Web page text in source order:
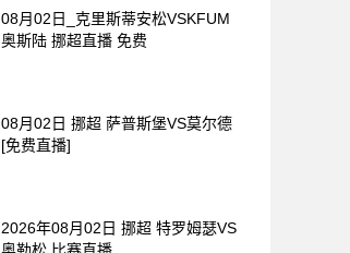
08月02日_克里斯蒂安松VSKFUM
奥斯陆 挪超直播 免费
08月02日 挪超 萨普斯堡VS莫尔德
[免费直播]
2026年08月02日 挪超 特罗姆瑟VS